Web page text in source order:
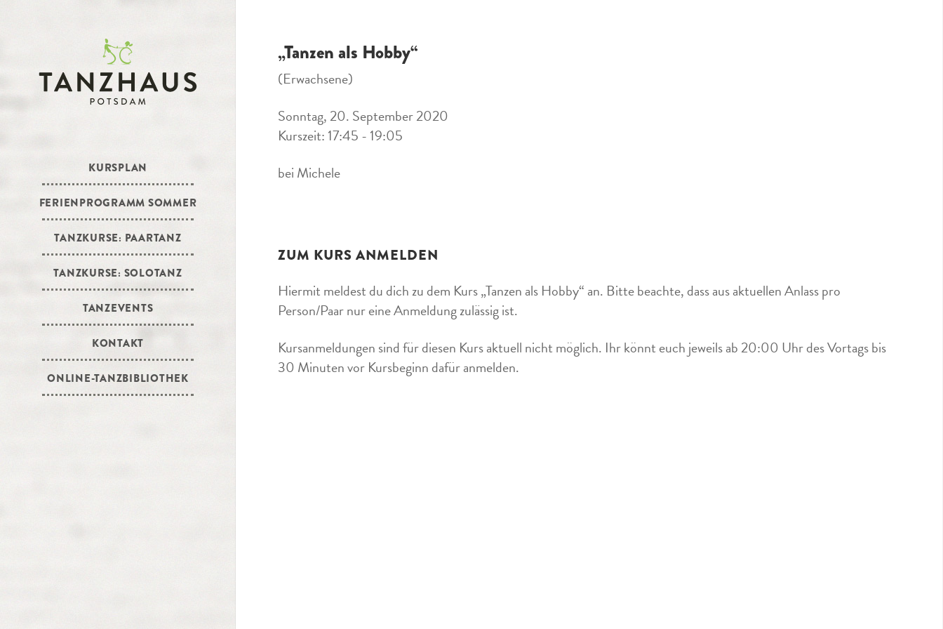
KURSPLAN
FERIENPROGRAMM SOMMER
TANZKURSE: PAARTANZ
TANZKURSE: SOLOTANZ
TANZEVENTS
KONTAKT
ONLINE-TANZBIBLIOTHEK
„Tanzen als Hobby“
(Erwachsene)
Sonntag, 20. September 2020
Kurszeit: 17:45 - 19:05
bei Michele
ZUM KURS ANMELDEN
Hiermit meldest du dich zu dem Kurs „Tanzen als Hobby“ an. Bitte beachte, dass aus aktuellen Anlass pro
Person/Paar nur eine Anmeldung zulässig ist.
Kursanmeldungen sind für diesen Kurs aktuell nicht möglich. Ihr könnt euch jeweils ab 20:00 Uhr des Vortags bis
30 Minuten vor Kursbeginn dafür anmelden.